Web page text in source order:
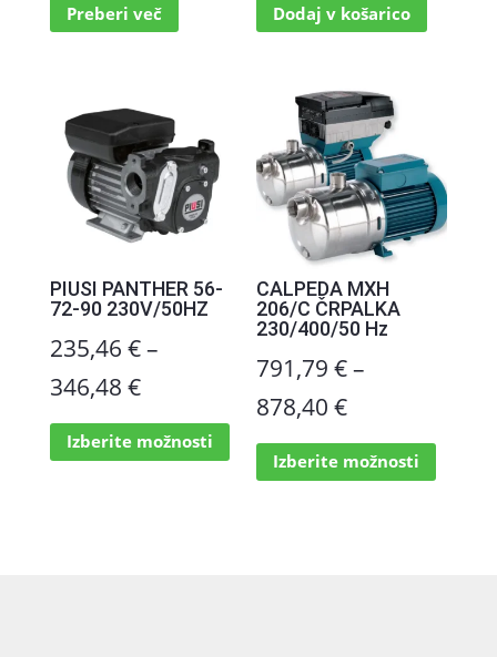
Preberi več Dodaj v košarico
PIUSI PANTHER 56-
72-90 230V/50HZ
235,46 €–
346,48 €Cenovni
razpon:
od
Izberite možnosti
Ta
izdelek
CALPEDA MXH
206/C ČRPALKA
230/400/50 Hz
791,79€–
878,40€Cenovni
razpon:
od
Izberite možnosti